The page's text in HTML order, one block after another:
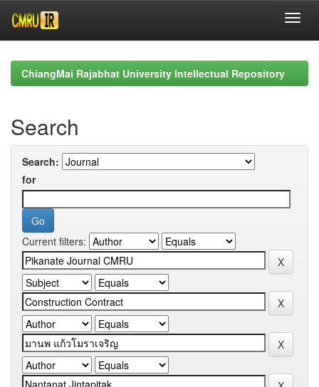
navigationChiangMai Rajabhat University Intellectual Repository
Search
Search:
for
Current filters: